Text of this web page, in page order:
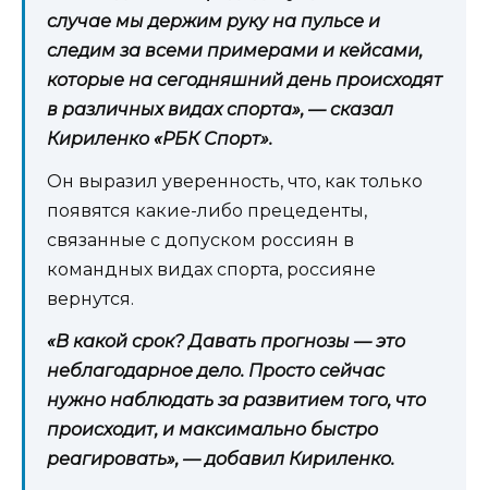
случае мы держим руку на пульсе и
следим за всеми примерами и кейсами,
которые на сегодняшний день происходят
в различных видах спорта», — сказал
Кириленко «РБК Спорт».
Он выразил уверенность, что, как только
появятся какие-либо прецеденты,
связанные с допуском россиян в
командных видах спорта, россияне
вернутся.
«В какой срок? Давать прогнозы — это
неблагодарное дело. Просто сейчас
нужно наблюдать за развитием того, что
происходит, и максимально быстро
реагировать», — добавил Кириленко.